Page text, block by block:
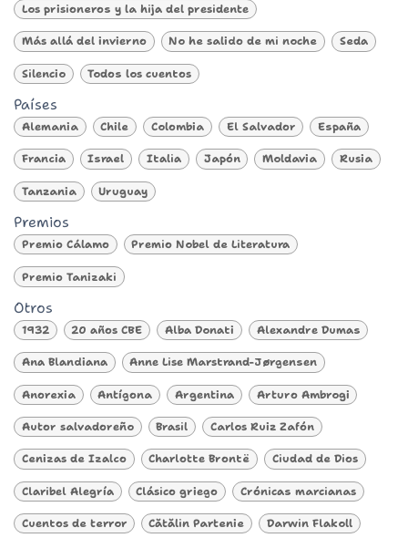
Los prisioneros y la hija del presidente
Más allá del invierno No he salido de mi noche Seda
Silencio Todos los cuentos
Países
Alemania Chile Colombia El Salvador España
Francia Israel Italia Japón Moldavia Rusia
Tanzania Uruguay
Premios
Premio Cálamo Premio Nobel de Literatura
Premio Tanizaki
Otros
1932 20 años CBE Alba Donati Alexandre Dumas
Ana Blandiana Anne Lise Marstrand-Jørgensen
Anorexia Antígona Argentina Arturo Ambrogi
Autor salvadoreño Brasil Carlos Ruiz Zafón
Cenizas de Izalco Charlotte Brontë Ciudad de Dios
Claribel Alegría Clásico griego Crónicas marcianas
Cuentos de terror Cătălin Partenie Darwin Flakoll